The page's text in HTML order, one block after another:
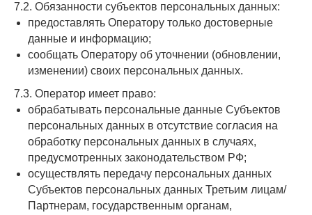
7.2. Обязанности субъектов персональных данных:
предоставлять Оператору только достоверные
данные и информацию;
сообщать Оператору об уточнении (обновлении,
изменении) своих персональных данных.
7.3. Оператор имеет право:
обрабатывать персональные данные Субъектов
персональных данных в отсутствие согласия на
обработку персональных данных в случаях,
предусмотренных законодательством РФ;
осуществлять передачу персональных данных
Субъектов персональных данных Третьим лицам/
Партнерам, государственным органам,